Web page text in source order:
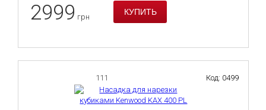
2999 грн
111 Код: 0499